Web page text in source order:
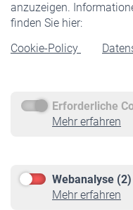
anzuzeigen.
finden Sie hier:
Cookie-Policy
Erforderliche
Mehr erfahren
Webanalyse (2)
Mehr erfahren
Rentner
Rentenbeginn
Rente beantragen
Service
Informationen
Online-Rechner
VBLnewsletter